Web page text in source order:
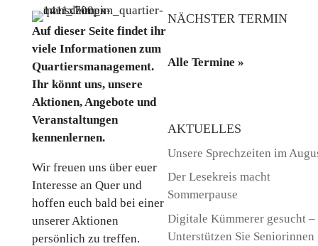
Auf dieser Seite findet ihr
viele Informationen zum
Quartiersmanagement.
Ihr könnt uns, unsere
Aktionen, Angebote und
Veranstaltungen
kennenlernen.
Wir freuen uns über euer
Interesse an Quer und
hoffen euch bald bei einer
unserer Aktionen
persönlich zu treffen.
NÄCHSTER TERMIN
Alle Termine »
AKTUELLES
Unsere Sprechzeiten im
Der Lesekreis macht
Sommerpause
Digitale Kümmerer gesucht –
Unterstützen Sie Seniorinnen